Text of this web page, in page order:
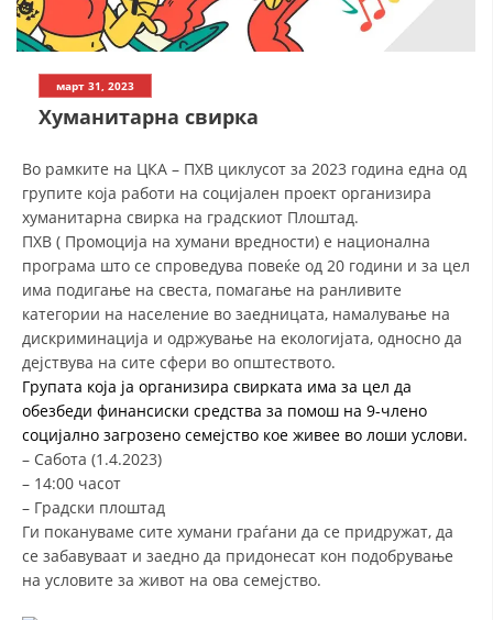
ИСТОРИЈАТ НА ЦКРМ
ИСТОРИЈАТ НА ДВИЖЕЊЕТО
СТРУКТУРА НА ОРГАНИЗАЦИЈАТА
ЧЛЕНСТВО ВО ПРОФЕСИОНАЛНИ ТЕЛА
ЗАКОН ЗА ЦКРМ
СТАТУТ НА ЦКРМ
ОРГАНИЗАЦИЈА И РАЗВОЈ
СОБРАНИЕ
СТРУКТУРА И ОРГАНИЗАЦИОНА ПОСТАВЕНОСТ
март 31, 2023
Хуманитарна свирка
Во рамките на ЦКА – ПХВ циклусот за 2023 година една од
групите која работи на социјален проект организира
хуманитарна свирка на градскиот Плоштад.
ПХВ ( Промоција на хумани вредности) е национална
програма што се спроведува повеќе од 20 години и за цел
има подигање на свеста, помагање на ранливите
категории на население во заедницата, намалување на
дискриминација и одржување на екологијата, односно да
дејствува на сите сфери во општеството.
Групата која ја организира свирката има за цел да
обезбеди финансиски средства за помош на 9-члено
социјално загрозено семејство кое живее во лоши услови.
– Сабота (1.4.2023)
– 14:00 часот
– Градски плоштад
Ги покануваме сите хумани граѓани да се придружат, да
се забавуваат и заедно да придонесат кон подобрување
на условите за живот на ова семејство.